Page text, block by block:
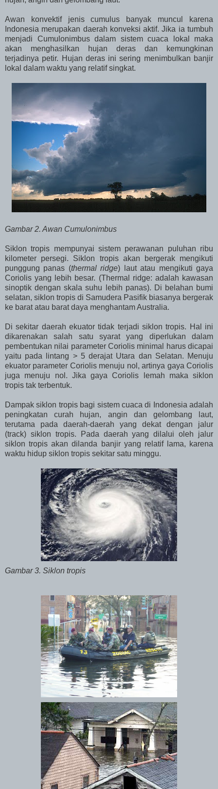
Awan konvektif jenis cumulus banyak muncul karena
Indonesia merupakan daerah konveksi aktif. Jika ia tumbuh
menjadi Cumulonimbus dalam sistem cuaca lokal maka
akan menghasilkan hujan deras dan kemungkinan
terjadinya petir. Hujan deras ini sering menimbulkan banjir
lokal dalam waktu yang relatif singkat.
Gambar 2. Awan Cumulonimbus
Siklon tropis mempunyai sistem perawanan puluhan ribu
kilometer persegi. Siklon tropis akan bergerak mengikuti
punggung panas (thermal ridge) laut atau mengikuti gaya
Coriolis yang lebih besar. (Thermal ridge: adalah kawasan
sinoptik dengan skala suhu lebih panas). Di belahan bumi
selatan, siklon tropis di Samudera Pasifik biasanya bergerak
ke barat atau barat daya menghantam Australia.
Di sekitar daerah ekuator tidak terjadi siklon tropis. Hal ini
dikarenakan salah satu syarat yang diperlukan dalam
pembentukan nilai parameter Coriolis minimal harus dicapai
yaitu pada lintang > 5 derajat Utara dan Selatan. Menuju
ekuator parameter Coriolis menuju nol, artinya gaya Coriolis
juga menuju nol. Jika gaya Coriolis lemah maka siklon
tropis tak terbentuk.
Dampak siklon tropis bagi sistem cuaca di Indonesia adalah
peningkatan curah hujan, angin dan gelombang laut,
terutama pada daerah-daerah yang dekat dengan jalur
(track) siklon tropis. Pada daerah yang dilalui oleh jalur
siklon tropis akan dilanda banjir yang relatif lama, karena
waktu hidup siklon tropis sekitar satu minggu.
Gambar 3. Siklon tropis